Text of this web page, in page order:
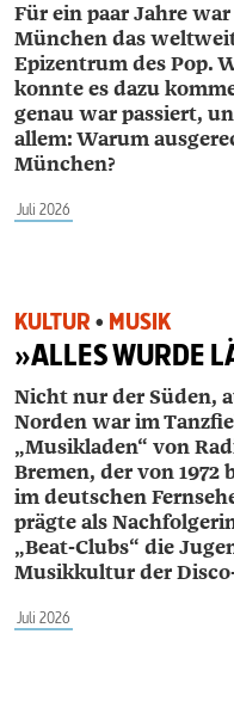
Für ein paar Jahre war
München das
Epizentrum des Pop.
konnte es dazu
genau war passiert,
allem: Warum
München?
Juli 2026
KULTUR • MUSIK
»ALLES WURDE
Nicht nur der Süden,
Norden war im
„Musikladen“ von
Bremen, der von 1972
im deutschen
prägte als
„Beat-Clubs“ die
Musikkultur der
Juli 2026